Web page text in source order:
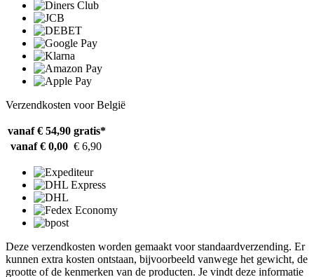
Verzendkosten voor België
vanaf € 54,90 gratis*
vanaf € 0,00 € 6,90
Deze verzendkosten worden gemaakt voor standaardverzending. Er
kunnen extra kosten ontstaan, bijvoorbeeld vanwege het gewicht, de
grootte of de kenmerken van de producten. Je vindt deze informatie